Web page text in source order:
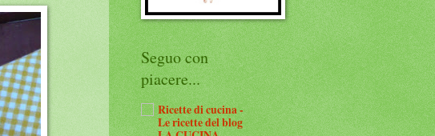
Seguo con
piacere...
Ricette di cucina -
Le ricette del blog